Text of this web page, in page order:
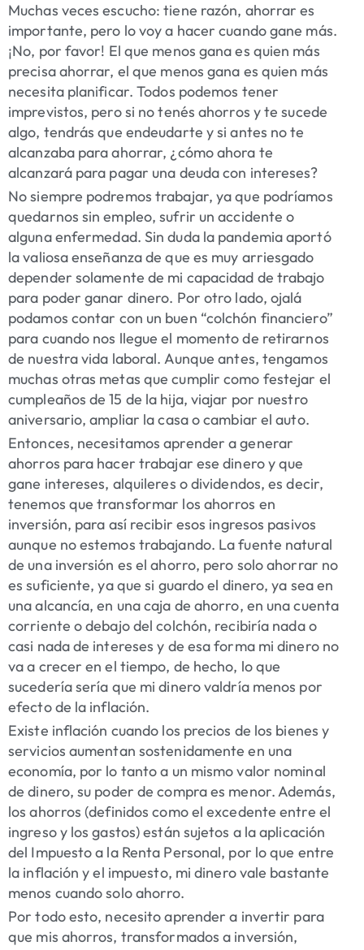
Muchas veces escucho: tiene razón, ahorrar es
importante, pero lo voy a hacer cuando gane más.
¡No, por favor! El que menos gana es quien más
precisa ahorrar, el que menos gana es quien más
necesita planificar. Todos podemos tener
imprevistos, pero si no tenés ahorros y te sucede
algo, tendrás que endeudarte y si antes no te
alcanzaba para ahorrar, ¿cómo ahora te
alcanzará para pagar una deuda con intereses?
No siempre podremos trabajar, ya que podríamos
quedarnos sin empleo, sufrir un accidente o
alguna enfermedad. Sin duda la pandemia aportó
la valiosa enseñanza de que es muy arriesgado
depender solamente de mi capacidad de trabajo
para poder ganar dinero. Por otro lado, ojalá
podamos contar con un buen “colchón financiero”
para cuando nos llegue el momento de retirarnos
de nuestra vida laboral. Aunque antes, tengamos
muchas otras metas que cumplir como festejar el
cumpleaños de 15 de la hija, viajar por nuestro
aniversario, ampliar la casa o cambiar el auto.
Entonces, necesitamos aprender a generar
ahorros para hacer trabajar ese dinero y que
gane intereses, alquileres o dividendos, es decir,
tenemos que transformar los ahorros en
inversión, para así recibir esos ingresos pasivos
aunque no estemos trabajando. La fuente natural
de una inversión es el ahorro, pero solo ahorrar no
es suficiente, ya que si guardo el dinero, ya sea en
una alcancía, en una caja de ahorro, en una cuenta
corriente o debajo del colchón, recibiría nada o
casi nada de intereses y de esa forma mi dinero no
va a crecer en el tiempo, de hecho, lo que
sucedería sería que mi dinero valdría menos por
efecto de la inflación.
Existe inflación cuando los precios de los bienes y
servicios aumentan sostenidamente en una
economía, por lo tanto a un mismo valor nominal
de dinero, su poder de compra es menor. Además,
los ahorros (definidos como el excedente entre el
ingreso y los gastos) están sujetos a la aplicación
del Impuesto a la Renta Personal, por lo que entre
la inflación y el impuesto, mi dinero vale bastante
menos cuando solo ahorro.
Por todo esto, necesito aprender a invertir para
que mis ahorros, transformados a inversión,